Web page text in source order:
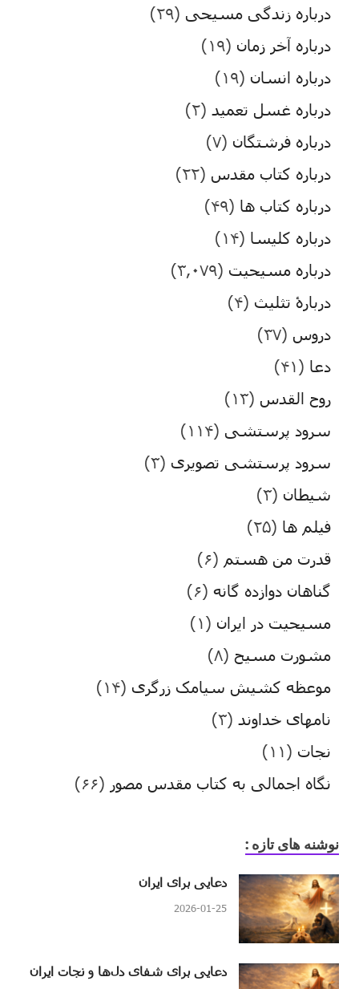
درباره زندگی مسیحی (۲۹)
درباره آخر زمان (۱۹)
درباره انسان (۱۹)
درباره غسل تعمید (۲)
درباره فرشتگان (۷)
درباره کتاب مقدس (۲۲)
درباره کتاب ها (۴۹)
درباره کلیسا (۱۴)
درباره مسیحیت (۳,۰۷۹)
دربارۀ تثلیث (۴)
دروس (۳۷)
دعا (۴۱)
روح القدس (۱۳)
سرود پرستشی (۱۱۴)
سرود پرستشی تصویری (۳)
شیطان (۳)
فیلم ها (۲۵)
قدرت من هستم (۶)
گناهان دوازده گانه (۶)
مسیحیت در ایران (۱)
مشورت مسیح (۸)
موعظه کشیش سیامک زرگری (۱۴)
نامهای خداوند (۳)
نجات (۱۱)
نگاه اجمالی به کتاب مقدس مصور (۶۶)
نوشنه های تازه :
دعایی برای ایران
2026-01-25
دعایی برای شفای دل‌ها و نجات ایران